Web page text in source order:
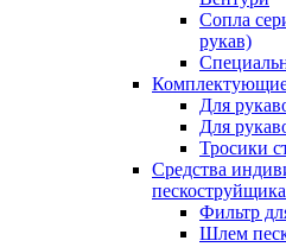
Сопла
рукав)
Для
Для
Тросики
Средства
пескоструйщика
Фильтр
Шлем